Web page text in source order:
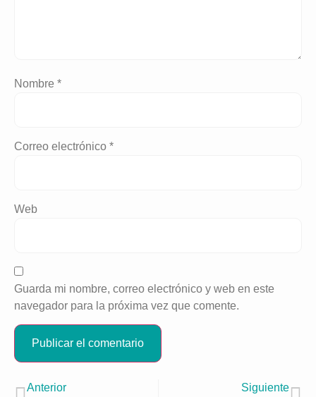
Nombre *
Correo electrónico *
Web
Guarda mi nombre, correo electrónico y web en este
navegador para la próxima vez que comente.
Anterior Siguiente